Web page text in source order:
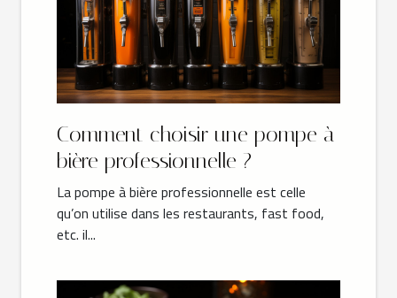
Comment choisir une pompe à
bière professionnelle ?
La pompe à bière professionnelle est celle
qu’on utilise dans les restaurants, fast food,
etc. il...